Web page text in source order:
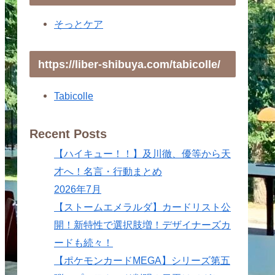
そっとケア
https://liber-shibuya.com/tabicolle/
Tabicolle
Recent Posts
【ハイキュー！！】及川徹、優等から天
才へ！名言・行動まとめ
2026年7月
【ストームエメラルダ】カードリスト公
開！新特性で選択肢増！デザイナーズカ
ードも続々！
【ポケモンカードMEGA】シリーズ第五